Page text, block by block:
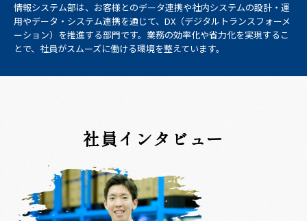
情報システム部は、お客様とのデータ連携や社内システムの設計・運
用やデータ・システム連携を通じて、DX（デジタルトランスフォーメ
ーション）を推進する部門です。業務の効率化や省力化を実現するこ
とで、社員がスムーズに働ける環境を整えています。
社員インタビュー